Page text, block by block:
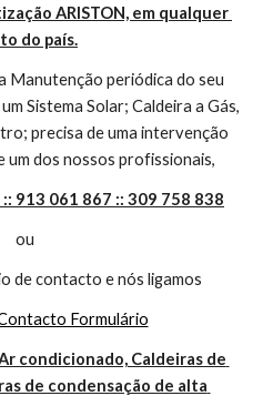
ARISTON, em qualquer
do país.
Manutenção periódica do seu
Sistema Solar; Caldeira a Gás,
precisa de uma intervenção
um dos nossos profissionais,
913 061 867 :: 309 758 838
ou
de contacto e nós ligamos
Formulário
condicionado, Caldeiras de
de condensação de alta